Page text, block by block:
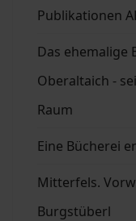
Publikationen
Das ehemalige
Oberaltaich -
Raum
Eine Bücherei
Mitterfels.
Burgstüberl